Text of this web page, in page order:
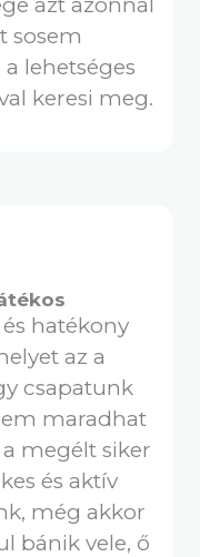
sosem
lehetséges
keresi meg.
hatékony
az a
csapatunk
maradhat
megélt siker
és aktív
még akkor
bánik vele, ő